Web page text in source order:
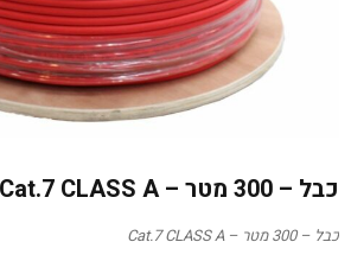
כבל – 300 מטר – Cat.7 CLASS A
כבל – 300 מטר – Cat.7 CLASS A